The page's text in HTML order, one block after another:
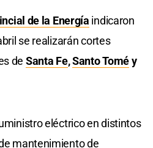
de la Energía indicaron
se realizarán cortes
de Santa Fe,Santo Toméy
eléctrico en distintos
mantenimiento de